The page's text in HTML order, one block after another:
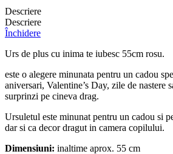
Descriere
Descriere
Închidere
Urs de plus cu inima te iubesc 55cm rosu.
este o alegere minunata pentru un cadou
aniversari, Valentine’s Day, zile de nastere
surprinzi pe cineva drag.
Ursuletul este minunat pentru un cadou si
dar si ca decor dragut in camera copilului.
Dimensiuni: inaltime aprox. 55 cm